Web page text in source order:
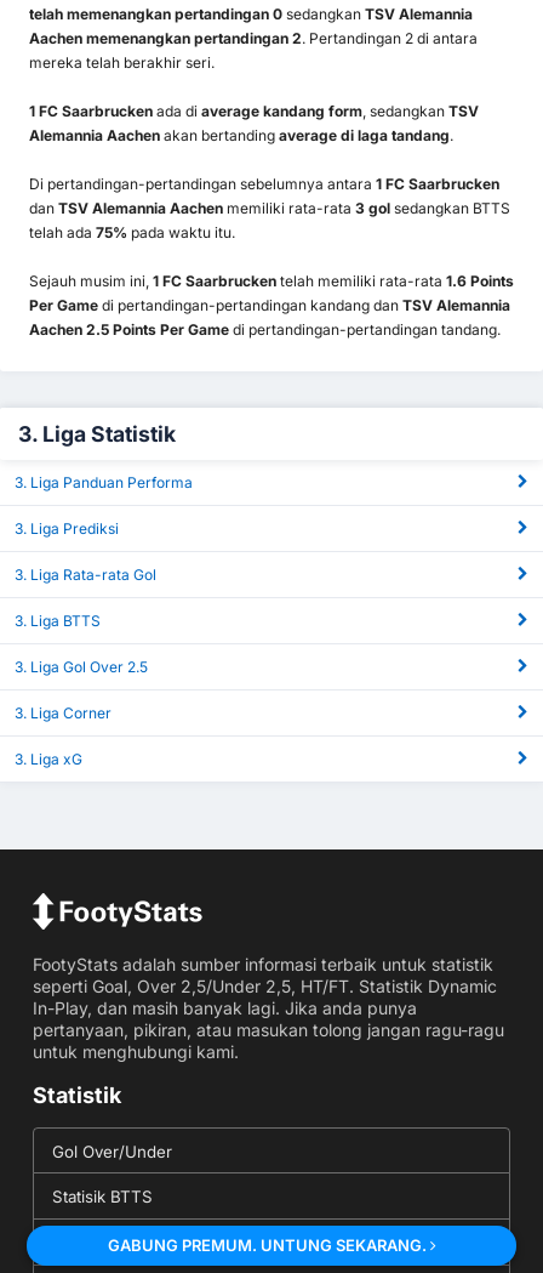
telah memenangkan pertandingan 0 sedangkan TSV Alemannia
Aachen memenangkan pertandingan 2. Pertandingan 2 di antara
mereka telah berakhir seri.
1 FC Saarbrucken ada di average kandang form , sedangkan TSV
Alemannia Aachen akan bertanding average di laga tandang.
Di pertandingan-pertandingan sebelumnya antara 1 FC Saarbrucken
dan TSV Alemannia Aachen memiliki rata-rata 3 gol sedangkan BTTS
telah ada 75% pada waktu itu.
Sejauh musim ini, 1 FC Saarbrucken telah memiliki rata-rata 1.6 Points
Per Game di pertandingan-pertandingan kandang dan TSV Alemannia
Aachen 2.5 Points Per Game di pertandingan-pertandingan tandang.
3. Liga Statistik
3. Liga Panduan Performa
3. Liga Prediksi
3. Liga Rata-rata Gol
3. Liga BTTS
3. Liga Gol Over 2.5
3. Liga Corner
3. Liga xG
FootyStats adalah sumber informasi terbaik untuk statistik
seperti Goal, Over 2,5/Under 2,5, HT/FT. Statistik Dynamic
In-Play, dan masih banyak lagi. Jika anda punya
pertanyaan, pikiran, atau masukan tolong jangan ragu-ragu
untuk menghubungi kami.
Statistik
Gol Over/Under
Statisik BTTS
Statistik Corner
GABUNG PREMUM. UNTUNG SEKARANG.